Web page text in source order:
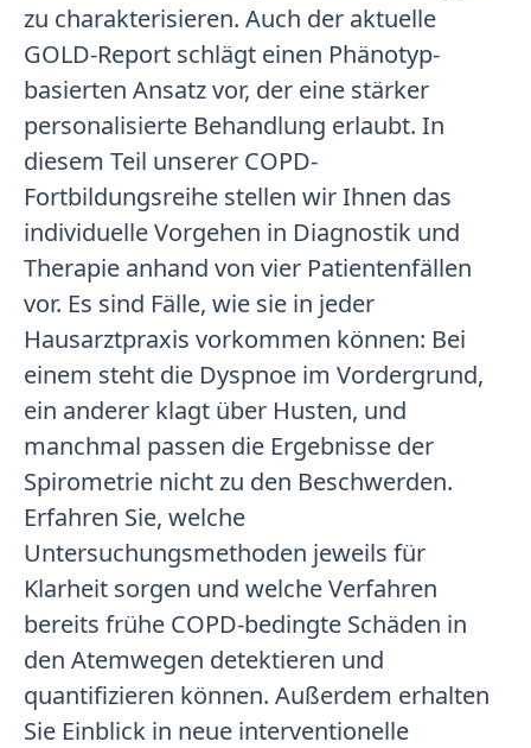
zu charakterisieren. Auch der aktuelle
GOLD-Report schlägt einen Phänotyp-
basierten Ansatz vor, der eine stärker
personalisierte Behandlung erlaubt. In
diesem Teil unserer COPD-
Fortbildungsreihe stellen wir Ihnen das
individuelle Vorgehen in Diagnostik und
Therapie anhand von vier Patientenfällen
vor. Es sind Fälle, wie sie in jeder
Hausarztpraxis vorkommen können: Bei
einem steht die Dyspnoe im Vordergrund,
ein anderer klagt über Husten, und
manchmal passen die Ergebnisse der
Spirometrie nicht zu den Beschwerden.
Erfahren Sie, welche
Untersuchungsmethoden jeweils für
Klarheit sorgen und welche Verfahren
bereits frühe COPD-bedingte Schäden in
den Atemwegen detektieren und
quantifizieren können. Außerdem erhalten
Sie Einblick in neue interventionelle